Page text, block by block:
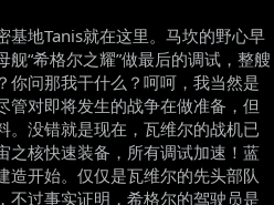
基地Tanis就在这里。马坎的野心早
“希格尔之耀”做最后的调试，整艘
你问那我干什么？呵呵，我当然是
管对即将发生的战争在做准备，但
。没错就是现在，瓦维尔的战机已
之核快速装备，所有调试加速！蓝
造开始。仅仅是瓦维尔的先头部队
不过事实证明，希格尔的驾驶员是